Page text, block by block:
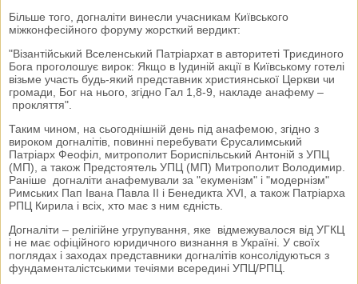
Більше того, догналіти винесли учасникам Київського
міжконфесійного форуму жорсткий вердикт:
"Візантійський Вселенський Патріархат в авторитеті Триєдиного
Бога проголошує вирок: Якщо в Іудиній акції в Київському готелі
візьме участь будь-який представник християнської Церкви чи
громади, Бог на нього, згідно Гал 1,8-9, накладе анафему –
прокляття".
Таким чином, на сьогоднішній день під анафемою, згідно з
вироком догналітів, повинні перебувати Єрусалимський
Патріарх Феофіл, митрополит Бориспільський Антоній з УПЦ
(МП), а також Предстоятель УПЦ (МП) Митрополит Володимир.
Раніше догналіти анафемували за "екуменізм" і "модернізм"
Римських Пап Івана Павла II і Бенедикта XVI, а також Патріарха
РПЦ Кирила і всіх, хто має з ним єдність.
Догналіти – релігійне угрупування, яке відмежувалося від УГКЦ
і не має офіційного юридичного визнання в Україні. У своїх
поглядах і заходах представники догналітів консолідуються з
фундаменталістськими течіями всередині УПЦ/РПЦ.